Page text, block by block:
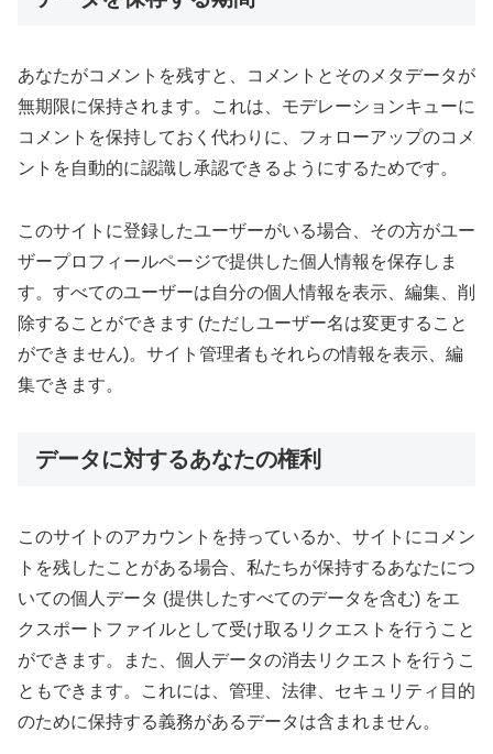
あなたがコメントを残すと、コメントとそのメタデータが
無期限に保持されます。これは、モデレーションキューに
コメントを保持しておく代わりに、フォローアップのコメ
ントを自動的に認識し承認できるようにするためです。
このサイトに登録したユーザーがいる場合、その方がユー
ザープロフィールページで提供した個人情報を保存しま
す。すべてのユーザーは自分の個人情報を表示、編集、削
除することができます (ただしユーザー名は変更すること
ができません)。サイト管理者もそれらの情報を表示、編
集できます。
データに対するあなたの権利
このサイトのアカウントを持っているか、サイトにコメン
トを残したことがある場合、私たちが保持するあなたにつ
いての個人データ (提供したすべてのデータを含む) をエ
クスポートファイルとして受け取るリクエストを行うこと
ができます。また、個人データの消去リクエストを行うこ
ともできます。これには、管理、法律、セキュリティ目的
のために保持する義務があるデータは含まれません。